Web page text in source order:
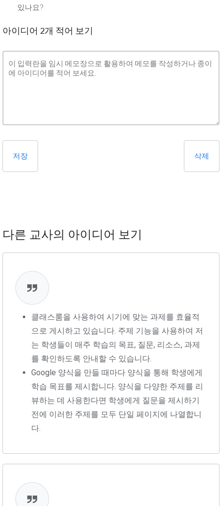
있나요?
아이디어 2개 적어 보기
저장 삭제
다른 교사의 아이디어 보기
클래스룸을 사용하여 시기에 맞는 과제를 효율적
으로 게시하고 있습니다. 주제 기능을 사용하여 저
는 학생들이 매주 학습의 목표, 질문, 리소스, 과제
를 확인하도록 안내할 수 있습니다.
Google 양식을 만들 때마다 양식을 통해 학생에게
학습 목표를 제시합니다. 양식을 다양한 주제를 리
뷰하는 데 사용한다면 학생에게 질문을 제시하기
전에 이러한 주제를 모두 단일 페이지에 나열합니
다.